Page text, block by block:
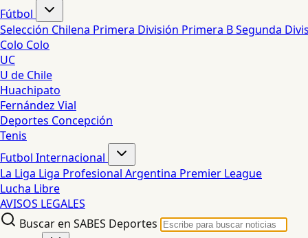
Fútbol
Selección Chilena Primera División Primera BSegunda
Colo Colo
UC
U de Chile
Huachipato
Fernández Vial
Deportes Concepción
Tenis
Futbol Internacional
La Liga Liga Profesional Argentina Premier League
Lucha Libre
AVISOS LEGALES
Buscar en SABES Deportes